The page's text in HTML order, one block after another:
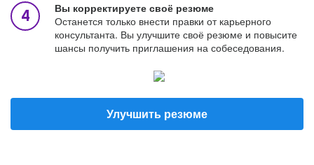
Вы корректируете своё резюме
Останется только внести правки от карьерного
консультанта. Вы улучшите своё резюме и повысите
шансы получить приглашения на собеседования.
Улучшить резюме